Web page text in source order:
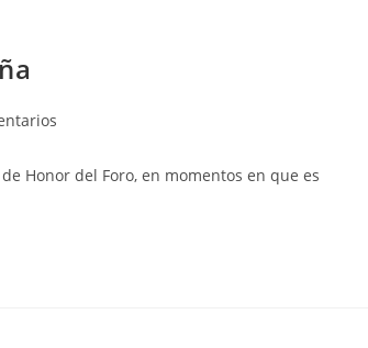
Honor del Foro, en momentos en que es